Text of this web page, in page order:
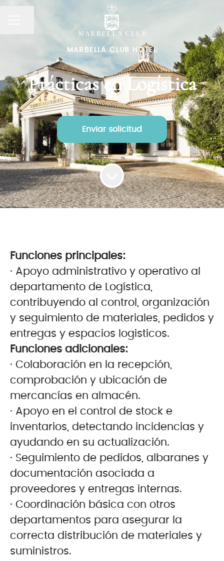
MARBELLA CLUB HOTEL
Prácticas en Logística
Enviar solicitud
Funciones principales:
· Apoyo administrativo y operativo al
departamento de Logística,
contribuyendo al control, organización
y seguimiento de materiales, pedidos y
entregas y espacios logisticos.
Funciones adicionales:
· Colaboración en la recepción,
comprobación y ubicación de
mercancías en almacén.
· Apoyo en el control de stock e
inventarios, detectando incidencias y
ayudando en su actualización.
· Seguimiento de pedidos, albaranes y
documentación asociada a
proveedores y entregas internas.
· Coordinación básica con otros
departamentos para asegurar la
correcta distribución de materiales y
suministros.